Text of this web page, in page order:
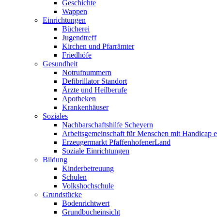
Geschichte
Wappen
Einrichtungen
Bücherei
Jugendtreff
Kirchen und Pfarrämter
Friedhöfe
Gesundheit
Notrufnummern
Defibrillator Standort
Ärzte und Heilberufe
Apotheken
Krankenhäuser
Soziales
Nachbarschaftshilfe Scheyern
Arbeitsgemeinschaft für Menschen mit Handicap
Erzeugermarkt PfaffenhofenerLand
Soziale Einrichtungen
Bildung
Kinderbetreuung
Schulen
Volkshochschule
Grundstücke
Bodenrichtwert
Grundbucheinsicht